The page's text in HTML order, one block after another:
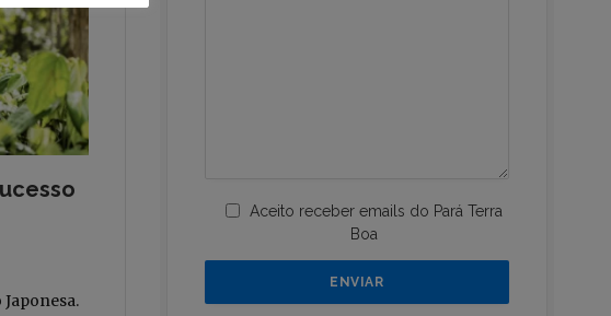
Aceito receber emails do Pará Terra
Boa